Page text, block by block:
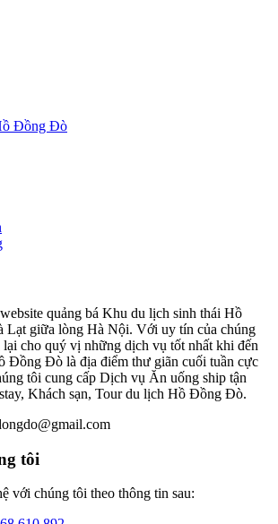
Đồng Đò
quảng bá Khu du lịch sinh thái Hồ
giữa lòng Hà Nội. Với uy tín của chúng
lại cho quý vị những dịch vụ tốt nhất khi đến
Đò là địa điểm thư giãn cuối tuần cực
tôi cung cấp Dịch vụ Ăn uống ship tận
Khách sạn, Tour du lịch Hồ Đồng Đò.
tôi
với chúng tôi theo thông tin sau: